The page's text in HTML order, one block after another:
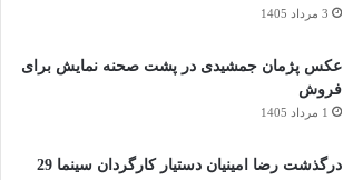
3 مرداد 1405
عکس پژمان جمشیدی در پشت صحنه نمایش برای
فروش
1 مرداد 1405
درگذشت رضا امینیان دستیار کارگردان سینما 29